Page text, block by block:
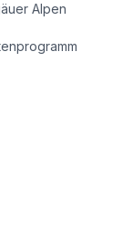
Alpen